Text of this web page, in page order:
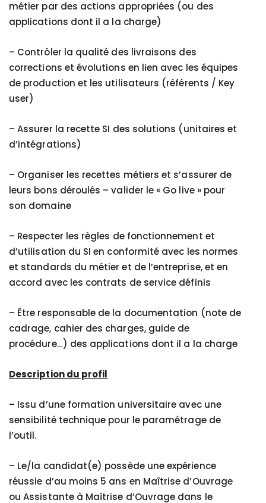
métier par des actions appropriées (ou des
applications dont il a la charge)
– Contrôler la qualité des livraisons des
corrections et évolutions en lien avec les équipes
de production et les utilisateurs (référents / Key
user)
– Assurer la recette SI des solutions (unitaires et
d’intégrations)
– Organiser les recettes métiers et s’assurer de
leurs bons déroulés – valider le « Go live » pour
son domaine
– Respecter les règles de fonctionnement et
d’utilisation du SI en conformité avec les normes
et standards du métier et de l’entreprise, et en
accord avec les contrats de service définis
– Être responsable de la documentation (note de
cadrage, cahier des charges, guide de
procédure…) des applications dont il a la charge
Description du profil
– Issu d’une formation universitaire avec une
sensibilité technique pour le paramétrage de
l’outil.
– Le/la candidat(e) possède une expérience
réussie d’au moins 5 ans en Maîtrise d’Ouvrage
ou Assistante à Maîtrise d’Ouvrage dans le